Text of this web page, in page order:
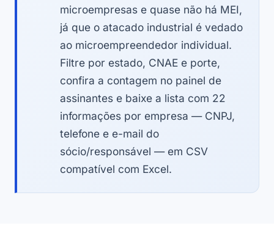
microempresas e quase não há MEI,
já que o atacado industrial é vedado
ao microempreendedor individual.
Filtre por estado, CNAE e porte,
confira a contagem no painel de
assinantes e baixe a lista com 22
informações por empresa — CNPJ,
telefone e e-mail do
sócio/responsável — em CSV
compatível com Excel.